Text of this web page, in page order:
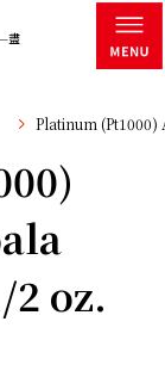
盡
Platinum (Pt1000)
oz.